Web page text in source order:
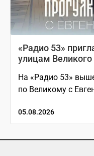
«Радио 53»
улицам
На «Радио 53»
по Великому с
05.08.2026